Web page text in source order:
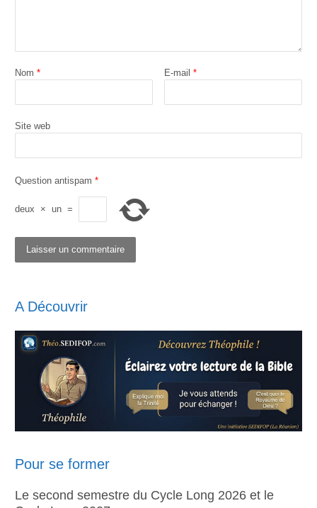
Nom * E-mail*
Site web
Question antispam *
deux × un =
A Découvrir
Pour se former
Le second semestre du Cycle Long 2026 et le